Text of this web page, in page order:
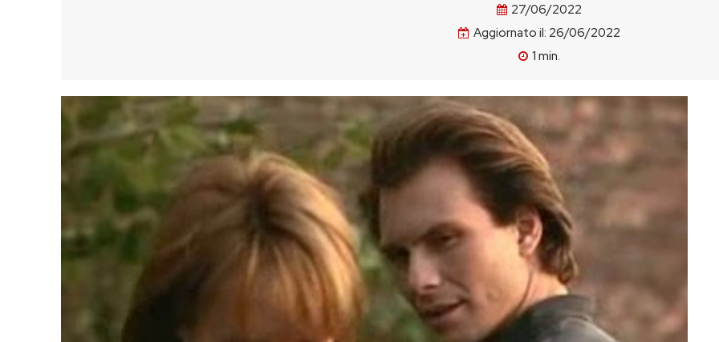
27/06/2022
Aggiornato il: 26/06/2022
1 min.